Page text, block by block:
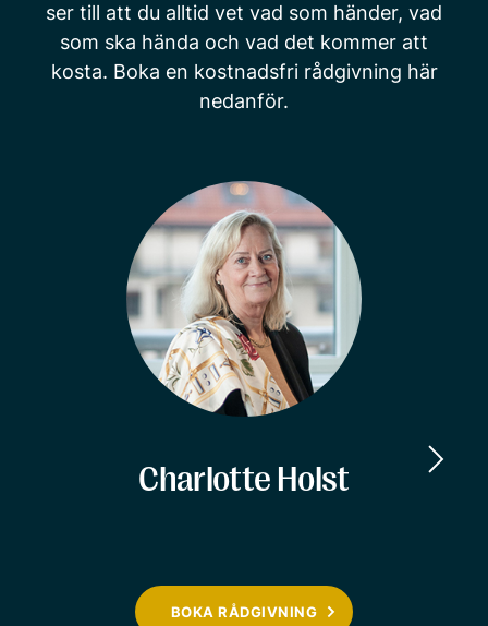
ser till att du alltid vet vad som händer, vad
som ska hända och vad det kommer att
kosta. Boka en kostnadsfri rådgivning här
nedanför.
Charlotte Holst
BOKA RÅDGIVNING